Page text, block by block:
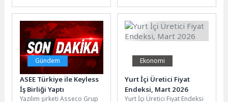
yelpazesi ile Anadolu
buğdayının lezzetini
sofralarımıza...
artırmaya yönelik
yatırımlarını sürdürüyor. Bu
kapsamda Yunusemre...
Gündem
ASEE Türkiye ile Keyless
İş Birliği Yaptı
Yazılım şirketi Asseco Grup
Ekonomi
Yurt İçi Üretici Fiyat
Endeksi, Mart 2026
Yurt İçi Üretici Fiyat Endeksi